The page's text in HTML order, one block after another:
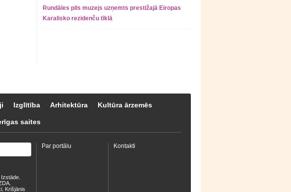
Rundāles pils muzejs uzņemts prestižajā Eiropas
Karalisko rezidenču tīklā
Izglītība Arhitektūra Kultūra ārzemēs
saites
Izstāde
Krišjānis
Par portālu Kontakti